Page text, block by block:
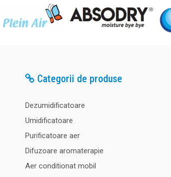
Categorii de produse
Dezumidificatoare
Umidificatoare
Purificatoare aer
Difuzoare aromaterapie
Aer conditionat mobil